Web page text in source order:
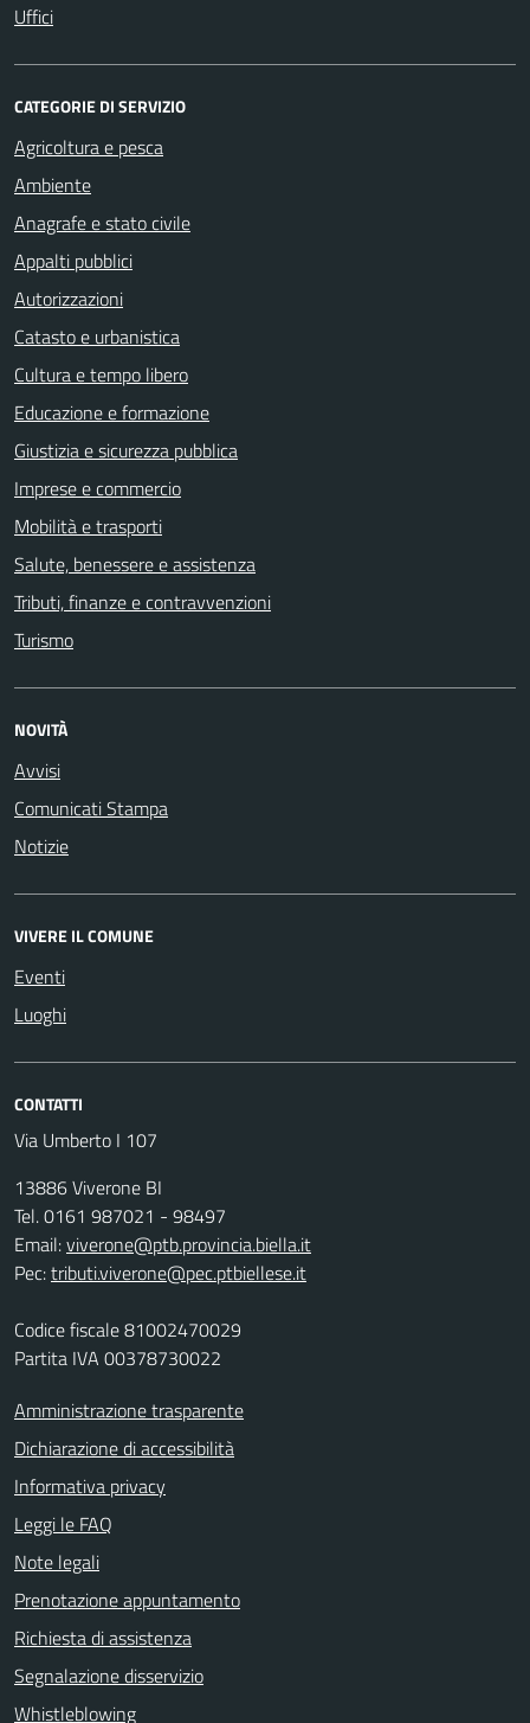
Uffici
CATEGORIE DI SERVIZIO
Agricoltura e pesca
Ambiente
Anagrafe e stato civile
Appalti pubblici
Autorizzazioni
Catasto e urbanistica
Cultura e tempo libero
Educazione e formazione
Giustizia e sicurezza pubblica
Imprese e commercio
Mobilità e trasporti
Salute, benessere e assistenza
Tributi, finanze e contravvenzioni
Turismo
NOVITÀ
Avvisi
Comunicati Stampa
Notizie
VIVERE IL COMUNE
Eventi
Luoghi
CONTATTI
Via Umberto I 107
13886 Viverone BI
Tel. 0161 987021 - 98497
Email:viverone@ptb.provincia.biella.it
Pec:tributi.viverone@pec.ptbiellese.it
Codice fiscale 81002470029
Partita IVA 00378730022
Amministrazione trasparente
Dichiarazione di accessibilità
Informativa privacy
Leggi le FAQ
Note legali
Prenotazione appuntamento
Richiesta di assistenza
Segnalazione disservizio
Whistleblowing